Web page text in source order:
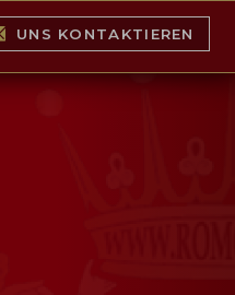
UNS KONTAKTIEREN